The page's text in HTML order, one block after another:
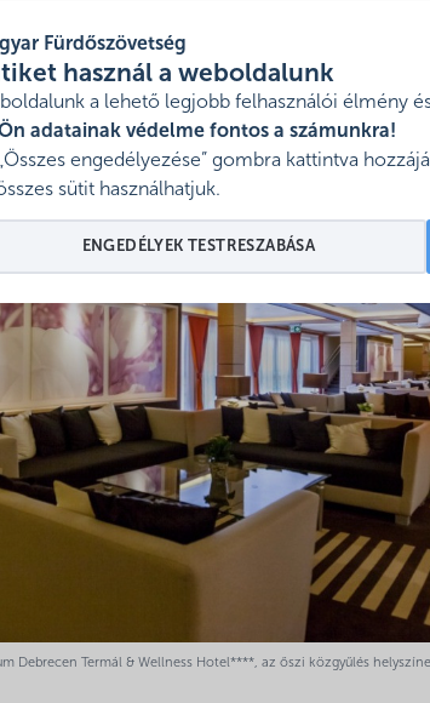
Fürdőszövetség
használ a weboldalunk
a lehető legjobb felhasználói élmény
adatainak védelme fontos a számunkra!
engedélyezése” gombra kattintva
sütit használhatjuk.
ENGEDÉLYEK TESTRESZABÁSA
hamarosan!
Debrecen Termál & Wellness Hotel****, az őszi közgyűlés helyszíne